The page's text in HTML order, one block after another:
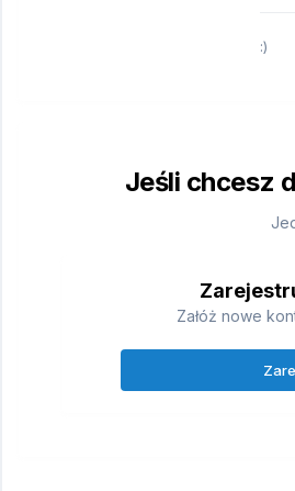
:)
Jeśli chcesz
Załóż nowe